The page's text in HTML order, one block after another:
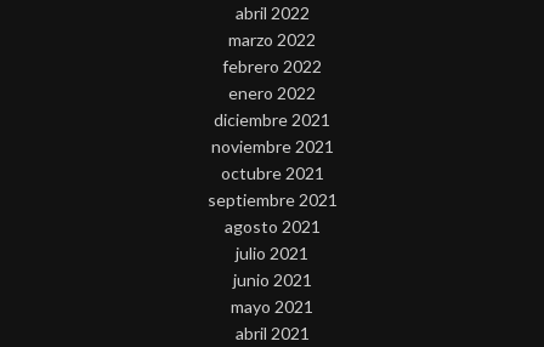
abril 2022
marzo 2022
febrero 2022
enero 2022
diciembre 2021
noviembre 2021
octubre 2021
septiembre 2021
agosto 2021
julio 2021
junio 2021
mayo 2021
abril 2021